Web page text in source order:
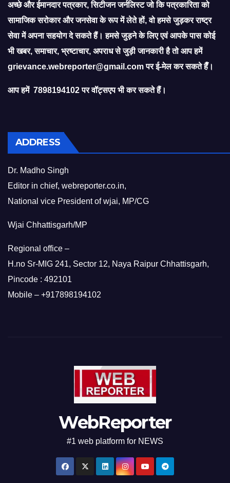
अच्छे और ईमानदार पत्रकार, सिटीजन जर्नलिस्ट जो कि पत्रकारिता को
सामाजिक सरोकार और जनसेवा के रूप में लेते हों, वो हमसे जुड़कर राष्ट्र
सेवा में अपना सहयोग दे सकते हैं। हमसे जुड़ने के लिए एवं आपके पास कोई
भी खबर, समाचार, भ्रष्टाचार, अपराध से जुड़ी जानकारी है तो आप हमें
grievance.webreporter@gmail.comपर ई-मेल कर सकते हैँ।
आप हमें 7898194102 पर वॉट्सएप भी कर सकते हैं।
ADDRESS
Dr. Madho Singh
Editor in chief, webreporter.co.in,
National vice President of wjai, MP/CG
Wjai Chhattisgarh/MP
Regional office –
H.no Sr-MIG 241, Sector 12, Naya Raipur Chhattisgarh,
Pincode : 492101
Mobile – +917898194102
WebReporter
#1 web platform for NEWS